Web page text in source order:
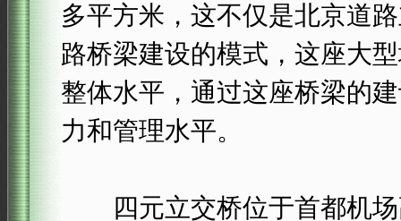
多平方米，这不仅是北京道
路桥梁建设的模式，这座大
整体水平，通过这座桥梁的
力和管理水平。
四元立交桥位于首都机场